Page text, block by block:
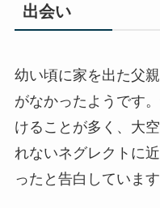
出会い
幼い頃に家を出た父
がなかったようです
けることが多く、大
れないネグレクトに
ったと告白しています